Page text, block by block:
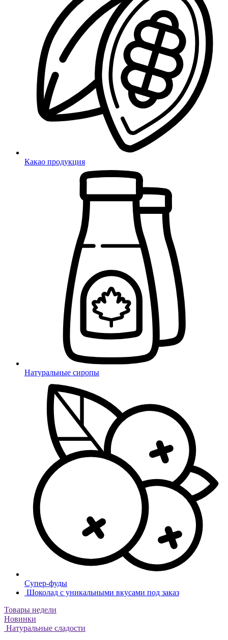
Какао продукция
Натуральные сиропы
Супер-фуды
Шоколад с уникальными вкусами под заказ
Товары недели
Новинки
Натуральные сладости